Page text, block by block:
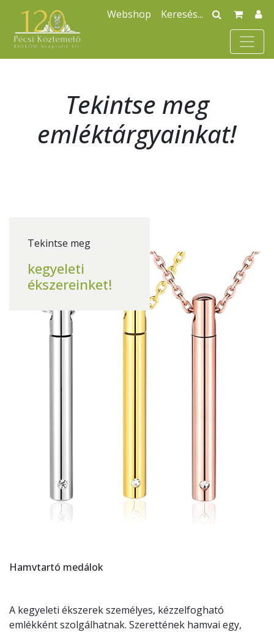
Webshop
Tekintse meg
emléktárgyainkat!
Tekintse meg
kegyeleti
ékszereinket!
Hamvtartó medálok
A kegyeleti ékszerek személyes, kézzelfogható
emlékként szolgálhatnak. Szerettének hamvai egy,